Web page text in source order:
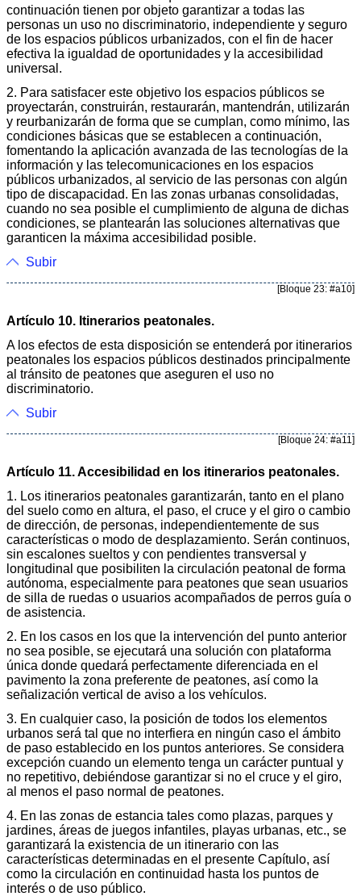
continuación tienen por objeto garantizar a todas las
personas un uso no discriminatorio, independiente y seguro
de los espacios públicos urbanizados, con el fin de hacer
efectiva la igualdad de oportunidades y la accesibilidad
universal.
2. Para satisfacer este objetivo los espacios públicos se
proyectarán, construirán, restaurarán, mantendrán, utilizarán
y reurbanizarán de forma que se cumplan, como mínimo, las
condiciones básicas que se establecen a continuación,
fomentando la aplicación avanzada de las tecnologías de la
información y las telecomunicaciones en los espacios
públicos urbanizados, al servicio de las personas con algún
tipo de discapacidad. En las zonas urbanas consolidadas,
cuando no sea posible el cumplimiento de alguna de dichas
condiciones, se plantearán las soluciones alternativas que
garanticen la máxima accesibilidad posible.
Subir
[Bloque 23: #a10]
Artículo 10. Itinerarios peatonales.
A los efectos de esta disposición se entenderá por itinerarios
peatonales los espacios públicos destinados principalmente
al tránsito de peatones que aseguren el uso no
discriminatorio.
Subir
[Bloque 24: #a11]
Artículo 11. Accesibilidad en los itinerarios peatonales.
1. Los itinerarios peatonales garantizarán, tanto en el plano
del suelo como en altura, el paso, el cruce y el giro o cambio
de dirección, de personas, independientemente de sus
características o modo de desplazamiento. Serán continuos,
sin escalones sueltos y con pendientes transversal y
longitudinal que posibiliten la circulación peatonal de forma
autónoma, especialmente para peatones que sean usuarios
de silla de ruedas o usuarios acompañados de perros guía o
de asistencia.
2. En los casos en los que la intervención del punto anterior
no sea posible, se ejecutará una solución con plataforma
única donde quedará perfectamente diferenciada en el
pavimento la zona preferente de peatones, así como la
señalización vertical de aviso a los vehículos.
3. En cualquier caso, la posición de todos los elementos
urbanos será tal que no interfiera en ningún caso el ámbito
de paso establecido en los puntos anteriores. Se considera
excepción cuando un elemento tenga un carácter puntual y
no repetitivo, debiéndose garantizar si no el cruce y el giro,
al menos el paso normal de peatones.
4. En las zonas de estancia tales como plazas, parques y
jardines, áreas de juegos infantiles, playas urbanas, etc., se
garantizará la existencia de un itinerario con las
características determinadas en el presente Capítulo, así
como la circulación en continuidad hasta los puntos de
interés o de uso público.